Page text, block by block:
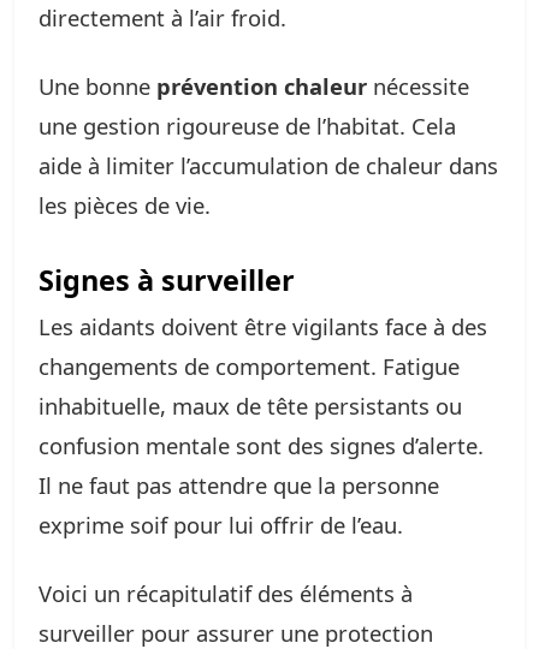
directement à l’air froid.
Une bonne prévention chaleur nécessite
une gestion rigoureuse de l’habitat. Cela
aide à limiter l’accumulation de chaleur dans
les pièces de vie.
Signes à surveiller
Les aidants doivent être vigilants face à des
changements de comportement. Fatigue
inhabituelle, maux de tête persistants ou
confusion mentale sont des signes d’alerte.
Il ne faut pas attendre que la personne
exprime soif pour lui offrir de l’eau.
Voici un récapitulatif des éléments à
surveiller pour assurer une protection